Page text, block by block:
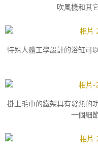
吹風機和其
特殊人體工學設計的浴缸可
掛上毛巾的鐵架具有發熱的
一個細